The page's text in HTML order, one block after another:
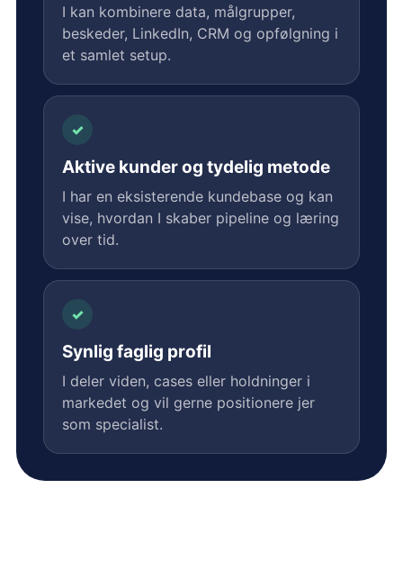
I kan kombinere data, målgrupper,
beskeder, LinkedIn, CRM og opfølgning i
et samlet setup.
✓
Aktive kunder og tydelig metode
I har en eksisterende kundebase og kan
vise, hvordan I skaber pipeline og læring
over tid.
✓
Synlig faglig profil
I deler viden, cases eller holdninger i
markedet og vil gerne positionere jer
som specialist.